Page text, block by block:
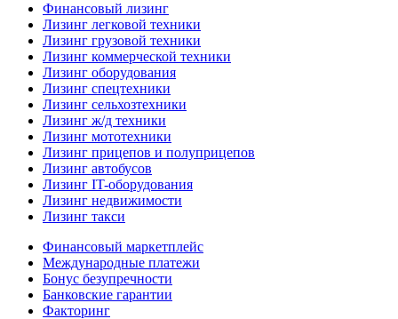
Финансовый лизинг
Лизинг легковой техники
Лизинг грузовой техники
Лизинг коммерческой техники
Лизинг оборудования
Лизинг спецтехники
Лизинг сельхозтехники
Лизинг ж/д техники
Лизинг мототехники
Лизинг прицепов и полуприцепов
Лизинг автобусов
Лизинг IT-оборудования
Лизинг недвижимости
Лизинг такси
Финансовый маркетплейс
Международные платежи
Бонус безупречности
Банковские гарантии
Факторинг